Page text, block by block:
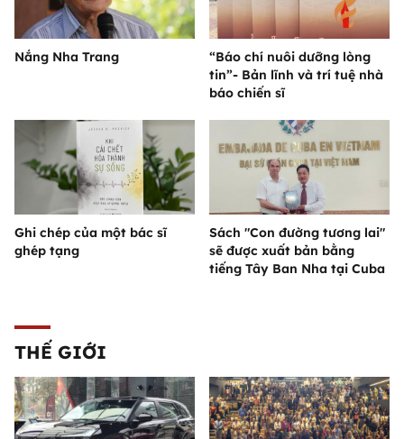
Nắng Nha Trang
“Báo chí nuôi dưỡng lòng
tin”- Bản lĩnh và trí tuệ nhà
báo chiến sĩ
Ghi chép của một bác sĩ
ghép tạng
Sách "Con đường tương lai"
sẽ được xuất bản bằng
tiếng Tây Ban Nha tại Cuba
THẾ GIỚI